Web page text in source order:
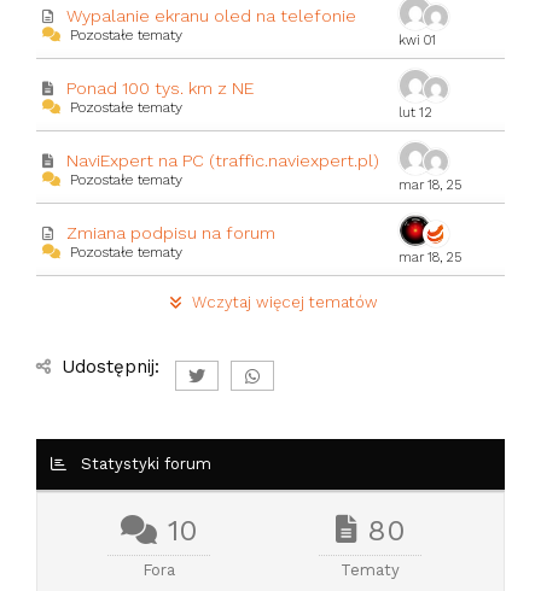
Wypalanie ekranu oled na telefonie
Pozostałe tematy kwi 01
Ponad 100 tys. km z NE
Pozostałe tematy lut 12
NaviExpert na PC (traffic.naviexpert.pl)
Pozostałe tematy mar 18, 25
Zmiana podpisu na forum
Pozostałe tematy mar 18, 25
Wczytaj więcej tematów
Udostępnij:
Statystyki forum
10
Fora
80
Tematy